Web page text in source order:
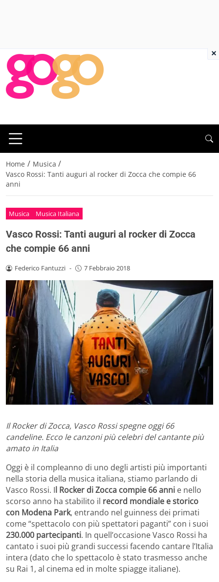
Home / Musica /
Vasco Rossi: Tanti auguri al rocker di Zocca che compie 66
anni
Musica Musica Italiana
Vasco Rossi: Tanti auguri al rocker di Zocca
che compie 66 anni
Federico Fantuzzi - 7 Febbraio 2018
Il Rocker di Zocca, Vasco Rossi spegne oggi 66
candeline. Ecco le canzoni più celebri del cantante più
amato in Italia
Oggi è il compleanno di uno degli artisti più importanti
nella storia della musica italiana, stiamo parlando di
Vasco Rossi. Il Rocker di Zocca compie 66 anni e nello
scorso anno ha stabilito il record mondiale e storico
con Modena Park, entrando nel guinness dei primati
come “spettacolo con più spettatori paganti” con i suoi
230.000 partecipanti. In quell’occasione Vasco Rossi ha
cantato i suoi più grandi successi facendo cantare l’Italia
intera (dato che lo spettacolo è stato trasmesso anche
su Rai 1, al cinema ed in molte spiagge italiane).
×